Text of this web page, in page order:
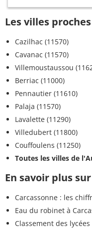
Les villes
Cazilhac (11570)
Cavanac (11570)
Villemoustaussou
Berriac (11000)
Pennautier (11610)
Palaja (11570)
Lavalette (11290)
Villedubert (11800)
Couffoulens (11250)
Toutes les villes de
En savoir plus
Carcassonne : les
Eau du robinet à
Classement des